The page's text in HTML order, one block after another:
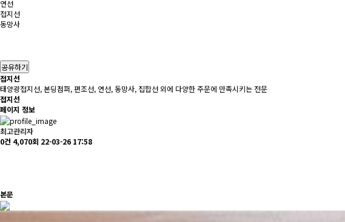
연선
접지선
동망사
공유하기
접지선
태양광접지선, 본딩점퍼, 편조선, 연선, 동망사, 집합선 외에 다양한 주문에 만족시키는 전문
접지선
페이지 정보
최고관리자
0건 4,070회 22-03-26 17:58
본문